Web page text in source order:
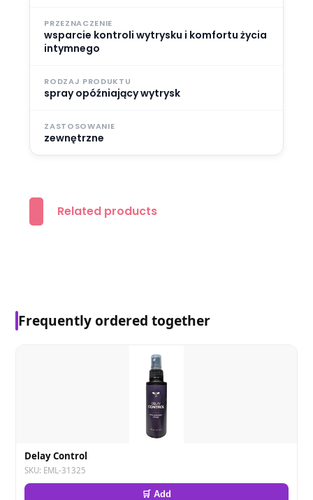
PRZEZNACZENIE
wsparcie kontroli wytrysku i komfortu życia
intymnego
RODZAJ PRODUKTU
spray opóźniający wytrysk
ZASTOSOWANIE
zewnętrzne
Related products
Frequently ordered together
Delay Control
SKU: EML-31325
🛒 Add